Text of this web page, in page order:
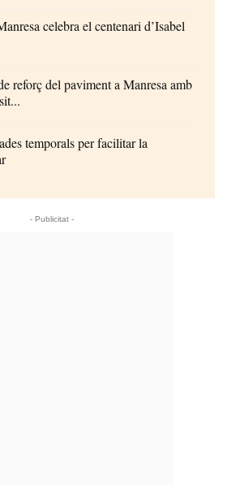
celebra el centenari d’Isabel
reforç del paviment a Manresa amb
temporals per facilitar la
- Publicitat -